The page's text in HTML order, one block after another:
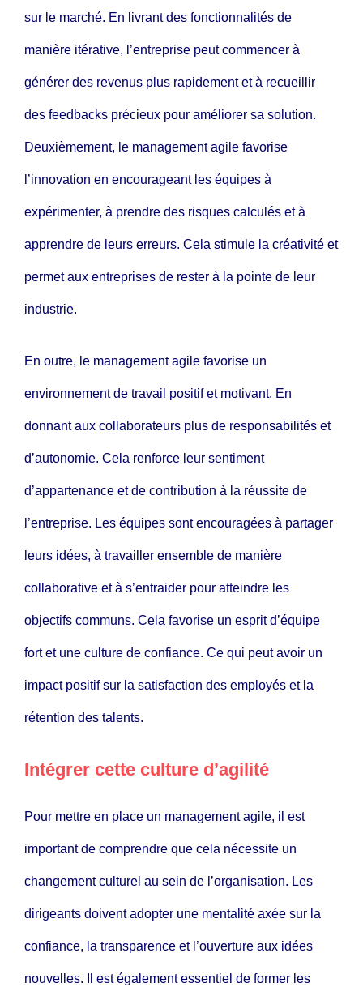
sur le marché. En livrant des fonctionnalités de
manière itérative, l’entreprise peut commencer à
générer des revenus plus rapidement et à recueillir
des feedbacks précieux pour améliorer sa solution.
Deuxièmement, le management agile favorise
l’innovation en encourageant les équipes à
expérimenter, à prendre des risques calculés et à
apprendre de leurs erreurs. Cela stimule la créativité et
permet aux entreprises de rester à la pointe de leur
industrie.
En outre, le management agile favorise un
environnement de travail positif et motivant. En
donnant aux collaborateurs plus de responsabilités et
d’autonomie. Cela renforce leur sentiment
d’appartenance et de contribution à la réussite de
l’entreprise. Les équipes sont encouragées à partager
leurs idées, à travailler ensemble de manière
collaborative et à s’entraider pour atteindre les
objectifs communs. Cela favorise un esprit d’équipe
fort et une culture de confiance. Ce qui peut avoir un
impact positif sur la satisfaction des employés et la
rétention des talents.
Intégrer cette culture d’agilité
Pour mettre en place un management agile, il est
important de comprendre que cela nécessite un
changement culturel au sein de l’organisation. Les
dirigeants doivent adopter une mentalité axée sur la
confiance, la transparence et l’ouverture aux idées
nouvelles. Il est également essentiel de former les